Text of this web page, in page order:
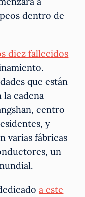
dentro de
diez fallecidos
que están
cadena
centro
y
varias fábricas
un
a este